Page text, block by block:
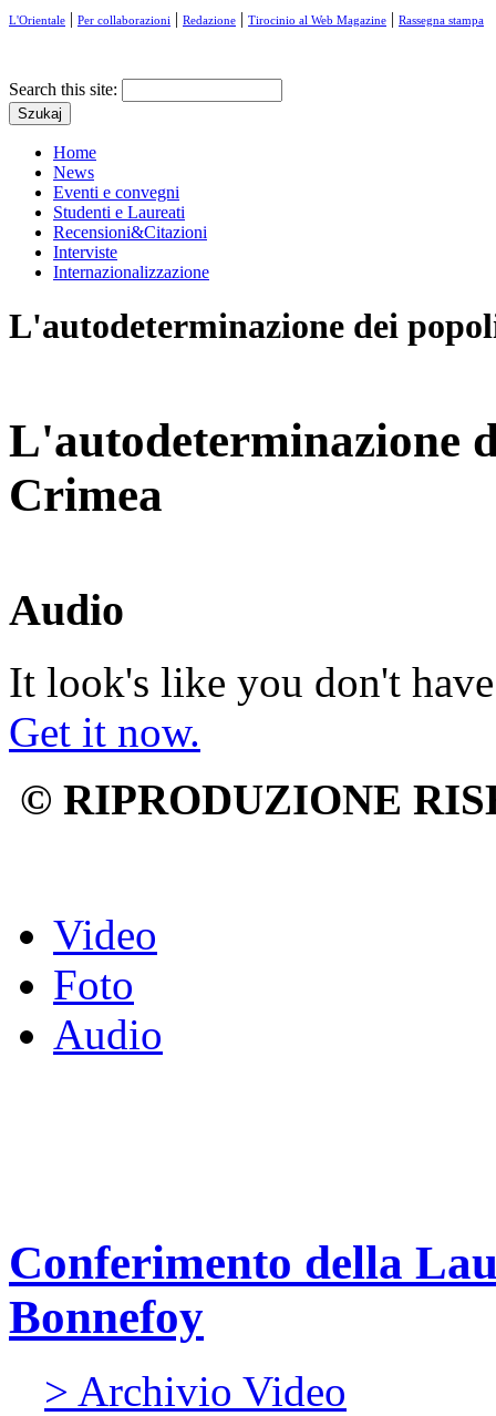
L'Orientale | Per collaborazioni | Redazione | Tirocinio al Web Magazine | Rassegna stampa
Search this site:
Home
News
Eventi e convegni
Studenti e Laureati
Recensioni&Citazioni
Interviste
Internazionalizzazione
L'autodeterminazione dei
L'autodeterminazione
Crimea
Audio
It look's like you don't
Get it now.
© RIPRODUZIONE
Video
Foto
Audio
Conferimento della
Bonnefoy
> Archivio Video